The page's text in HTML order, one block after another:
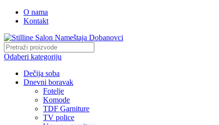
O nama
Kontakt
Odaberi kategoriju
Dečija soba
Dnevni boravak
Fotelje
Komode
TDF Garniture
TV police